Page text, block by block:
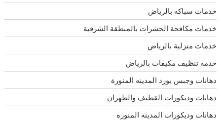
خدمات سباكه بالرياض
خدمات مكافحة الحشرات بالمنطقة الشرقية
خدمات منزلية بالرياض
خدمه تنظيف مكيفات بالرياض
دهانات وجبس بورد المدينه المنورة
دهانات وديكورات القطيف والظهران
دهانات وديكورات المدينه المنوره